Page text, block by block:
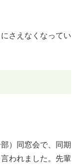
さえなくなってい
）同窓会で、同期
われました。先輩